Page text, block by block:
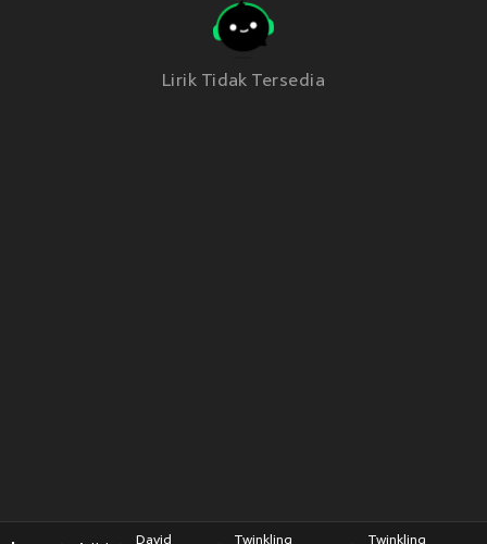
Lirik Tidak Tersedia
David Twinkling Twinkling